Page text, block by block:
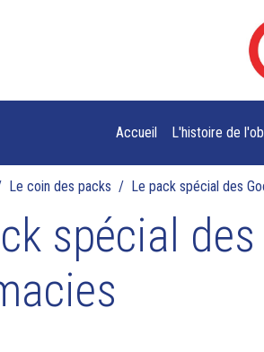
Accueil L'histoire de
Le coin des packs Le pack spécial des
spécial